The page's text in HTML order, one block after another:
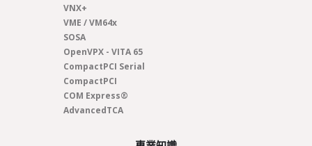
VNX+
VME / VM64x
SOSA
OpenVPX - VITA 65
CompactPCI Serial
CompactPCI
COM Express®
AdvancedTCA